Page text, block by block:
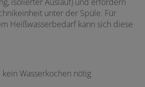
unter der Spüle. Für
Heißwasserbedarf kann sich diese
Wasserkochen nötig